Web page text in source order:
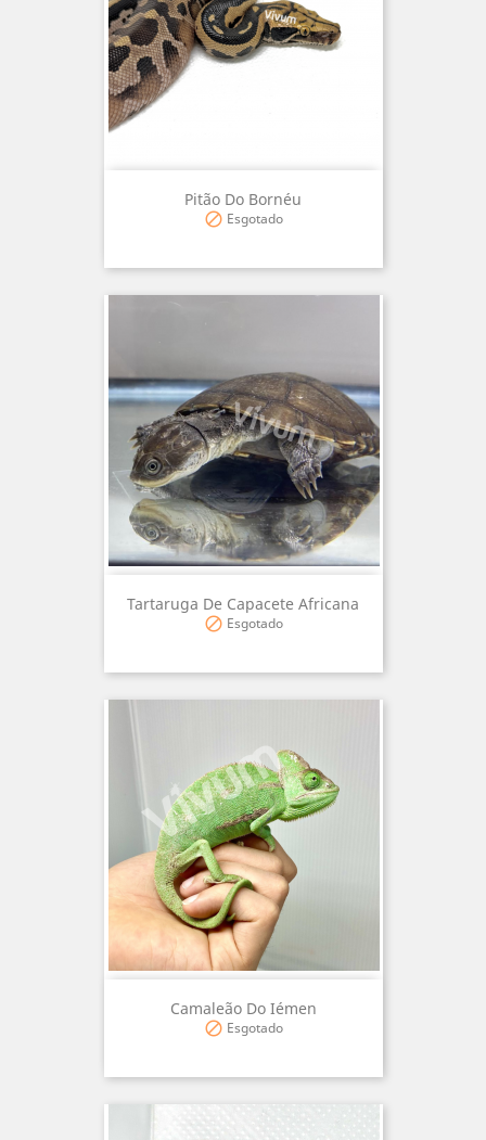
Pitão Do Bornéu
 Esgotado
Tartaruga De Capacete Africana
 Esgotado
Camaleão Do Iémen
 Esgotado